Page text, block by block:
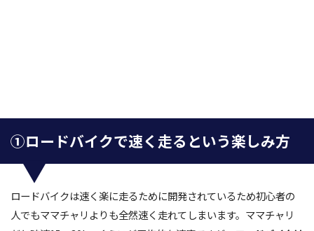
①ロードバイクで速く走るという楽しみ方
ロードバイクは速く楽に走るために開発されているため初心者の
人でもママチャリよりも全然速く走れてしまいます。ママチャリ